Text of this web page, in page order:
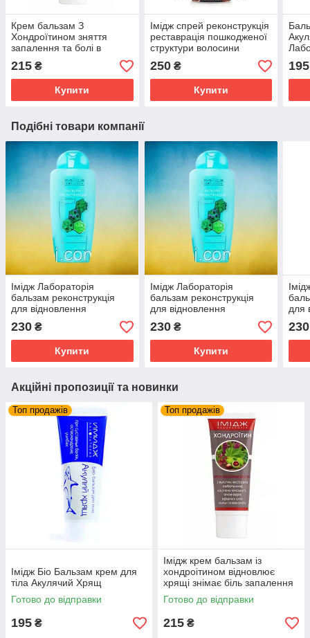
Крем бальзам З
Хондроїтином зняття
запалення та болі в
суглобах, м'язах і хребті
Імідж Лабораторія
215 ₴
Купити
Імідж спрей реконструкція
реставрація пошкодженої
структури волосини
250₴
Купити
195
Подібні товари компанії
Імідж Лабораторія
бальзам реконструкція
для відновлення
пошкодженого ламкого і
фарбованого волосся
230 ₴
Купити
Імідж Лабораторія
бальзам реконструкція
для відновлення
пошкодженого ламкого і
фарбованого волосся
230₴
Купити
для
230
Акційні пропозиції та новинки
Топ продажів
Імідж Біо Бальзам крем для
тіла Акулячий Хрящ
Готово до відправки
195 ₴
Топ продажів
Імідж крем бальзам із
хондроітином відновлює
хрящі знімає біль запалення
суглобів та м'язів
Готово до відправки
215 ₴